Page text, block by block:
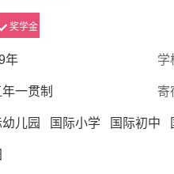
奖学金
年 学
一贯制 寄
幼儿园 国际小学 国际初中